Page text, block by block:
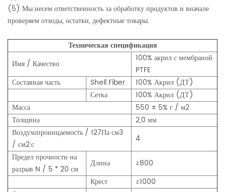
(5) Мы несем ответственность за обработку продуктов и вначале
проверяем отходы, остатки, дефектные товары.
Техническая спецификация
Имя / Качество
100% акрил с мембраной
PTFE
Составная часть
Shell Fiber 100% Акрил (ДТ)
Сетка
100% Акрил (ДТ)
Масса
550 ± 5% г / м2
Толщина
2,0 мм
Воздухопроницаемость / 127Па см3
/ см2.с
4
Предел прочности на
разрыв N / 5 * 20 см
Длина
≥800
Крест
≥1000